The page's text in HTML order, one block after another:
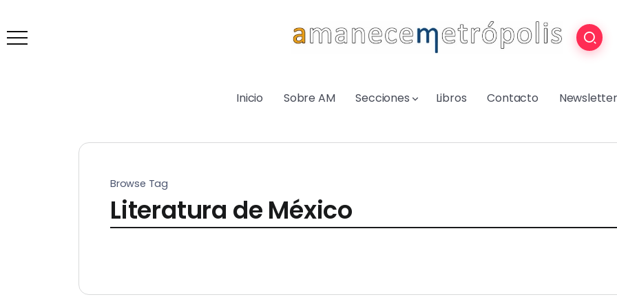
Inicio Sobre AM Secciones Libros Contacto Newsletter
Browse Tag
Literatura de México